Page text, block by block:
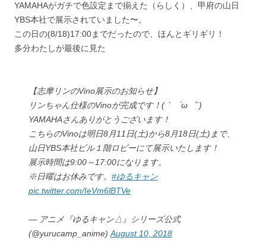
YAMAHAがガチで色設定まで揃えた（らしく）、甲府の山日
YBS本社で展示されていました〜。
この日の(8/18)17:00までだったので、ほんとギリギリ！
多分わたしが最後に見た
【志摩リンのVino展示のお知らせ】
リンちゃん仕様のVinoが完成です！(｀゜ω゜´)
YAMAHAさんありがとうございます！
こちらのVinoは明日8月11日(土)から8月18日(土)まで、
山日YBS本社ビル１階ロビーにて展示いたします！
展示時間は9:00～17:00になります。
※日曜はお休みです。 #ゆるキャン
pic.twitter.com/IeVm6lBTVe
— アニメ『ゆるキャン△』シリーズ公式
(@yurucamp_anime) August 10, 2018